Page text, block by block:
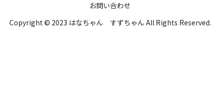
お問い合わせ
Copyright © 2023 はなちゃん すずちゃん All Rights Reserved.